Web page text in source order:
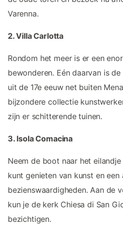
Varenna.
2. Villa Carlotta
Rondom het meer is er een
bewonderen. Eén daarvan is
uit de 17e eeuw net buiten
bijzondere collectie
zijn er schitterende tuinen.
3. Isola Comacina
Neem de boot naar het
kunt genieten van kunst en
bezienswaardigheden. Aan de
kun je de kerk Chiesa di San
bezichtigen.